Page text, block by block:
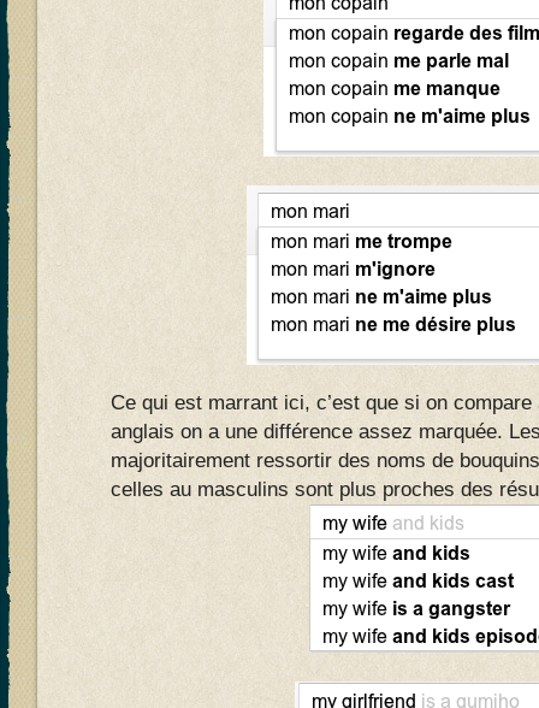
Ce qui est marrant ici, c’est que si on
anglais on a une différence assez marquée.
majoritairement ressortir des noms de
celles au masculins sont plus proches des